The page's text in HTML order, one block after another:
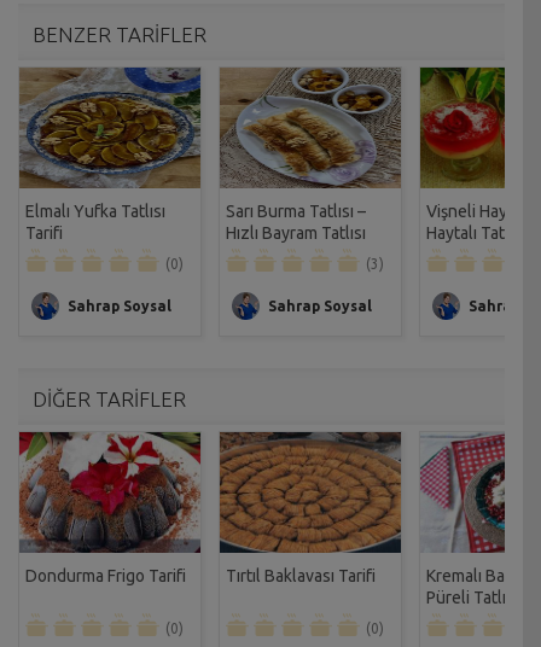
BENZER TARİFLER
Elmalı Yufka Tatlısı
Tarifi
(0)
Sahrap Soysal
Sarı Burma Tatlısı –
Hızlı Bayram Tatlısı
Tarifi
(3)
Sahrap Soysal
Vişneli
Haytalı Tatlısı
Sahrap
DİĞER TARİFLER
Dondurma Frigo Tarifi
(0)
Tırtıl Baklavası Tarifi
(0)
Kremalı Bal
Püreli Tatlı